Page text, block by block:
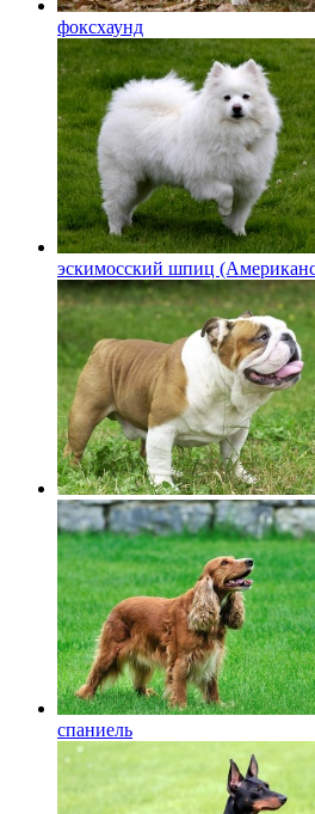
фоксхаунд
эскимосский шпиц
спаниель